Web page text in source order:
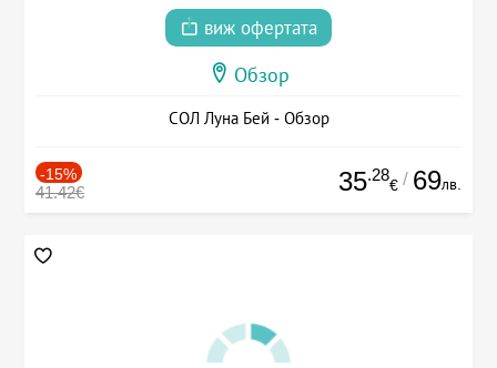
виж офертата
Обзор
СОЛ Луна Бей - Обзор
-15%
41.42€ 35.28
€ / 69лв.